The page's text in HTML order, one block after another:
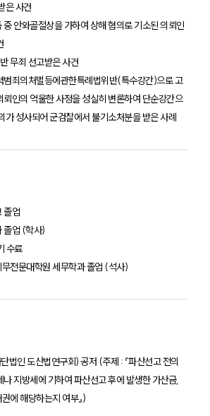
은 사건
중 안와골절상을 가하여 상해 혐의로 기소된 의뢰인
무죄 선고받은 사건
범죄의처벌등에관한특례법위반(특수강간)으로 고
뢰인의 억울한 사정을 성실히 변론하여 단순강간으
가 성사되어 군검찰에서 불기소처분을 받은 사례
졸업
졸업 (학사)
수료
전문대학원 세무학과 졸업 (석사)
법인 도산법연구회) 공저 (주제 : 『파산선고 전의
지방세에 기하여 파산선고 후에 발생한 가산금,
에 해당하는지 여부』)